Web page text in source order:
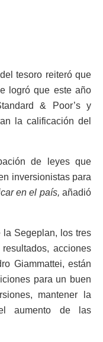
tesoro reiteró que
logró que este año
& Poor’s y
la calificación del
de leyes que
inversionistas para
en el país,añadió
la Segeplan, los tres
acciones
Giammattei, están
para un buen
mantener la
aumento de las